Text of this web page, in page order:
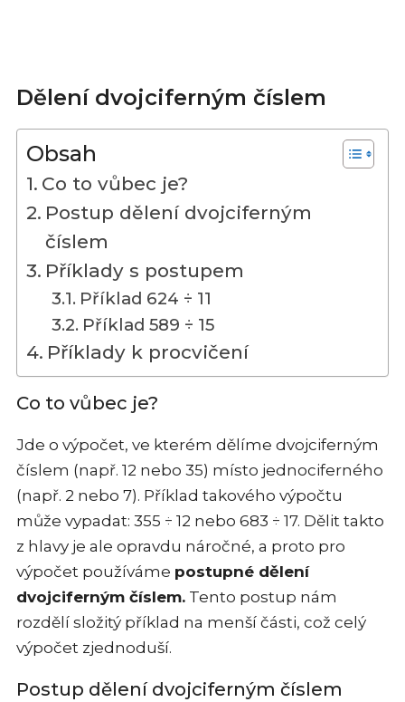
Dělení dvojciferným číslem
Obsah
Co to vůbec je?
Postup dělení dvojciferným
číslem
Příklady s postupem
Příklad 624 ÷ 11
Příklad 589 ÷ 15
Příklady k procvičení
Co to vůbec je?
Jde o výpočet, ve kterém dělíme dvojciferným
číslem (např. 12 nebo 35) místo jednociferného
(např. 2 nebo 7). Příklad takového výpočtu
může vypadat: 355 ÷ 12 nebo 683 ÷ 17. Dělit takto
z hlavy je ale opravdu náročné, a proto pro
výpočet používáme postupné dělení
dvojciferným číslem. Tento postup nám
rozdělí složitý příklad na menší části, což celý
výpočet zjednoduší.
Postup dělení dvojciferným číslem